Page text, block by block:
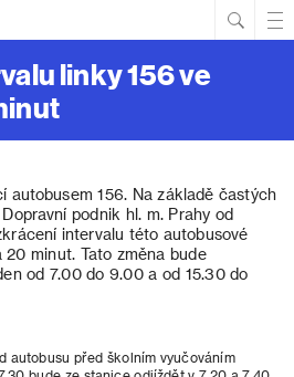
linky 156 ve
autobusem 156. Na základě častých
podnik hl. m. Prahy od
intervalu této autobusové
minut. Tato změna bude
od 7.00 do 9.00 a od 15.30 do
autobusu před školním vyučováním